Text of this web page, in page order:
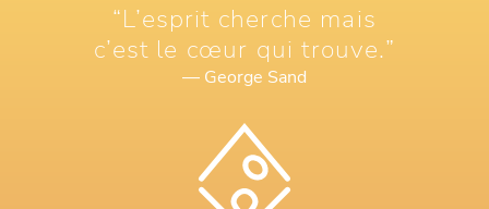
“L’esprit cherche mais
c’est le cœur qui trouve.”
— George Sand